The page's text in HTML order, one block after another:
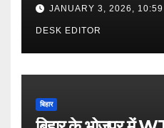
JANUARY 3, 2026, 10:59
DESK EDITOR
बिहार